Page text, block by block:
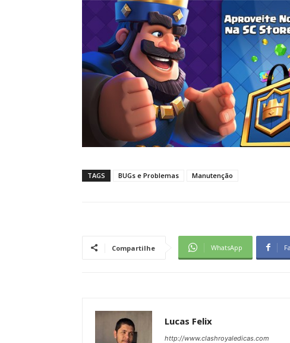
TAGS BUGs e Problemas Manutenção
Compartilhe WhatsApp
Lucas Felix
http://www.clashroyaledicas.com